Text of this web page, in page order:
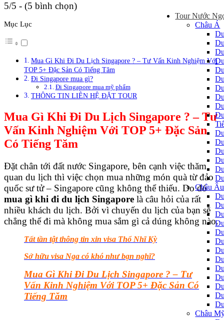
Tour Nước
Châu Á
Châu Âu
Châu
5/5 - (5 bình chọn)
Mục Lục
Mua Gì Khi Đi Du Lịch Singapore ? – Tư Vấn Kinh Nghiệm Với
TOP 5+ Đặc Sản Có Tiếng Tăm
Đi Singapore mua gì?
Đi Singapore mua mỹ phẩm
THÔNG TIN LIÊN HỆ ĐẶT TOUR
Mua Gì Khi Đi Du Lịch Singapore ? – Tư
Vấn Kinh Nghiệm Với TOP 5+ Đặc Sản
Có Tiếng Tăm
Đặt chân tới đất nước Singapore, bên cạnh việc thăm
quan du lịch thì việc chọn mua những món quà từ đảo
quốc sư tử – Singapore cũng không thể thiếu. Do đó
mua gì khi đi du lịch Singapore là câu hỏi của rất
nhiều khách du lịch. Bởi vì chuyến du lịch của bạn sẽ
chẳng thể đi mà không mua sắm gì cả dúng không nào.
Tất tần tật thông tin xin visa Thổ Nhĩ Kỳ
Sở hữu visa Nga có khó như bạn nghĩ?
Mua Gì Khi Đi Du Lịch Singapore ? – Tư
Vấn Kinh Nghiệm Với TOP 5+ Đặc Sản Có
Tiếng Tăm